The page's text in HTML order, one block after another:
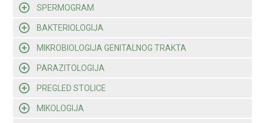
SPERMOGRAM
BAKTERIOLOGIJA
MIKROBIOLOGIJA GENITALNOG TRAKTA
PARAZITOLOGIJA
PREGLED STOLICE
MIKOLOGIJA